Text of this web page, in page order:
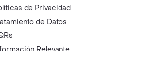
de Privacidad
de Datos
Relevante